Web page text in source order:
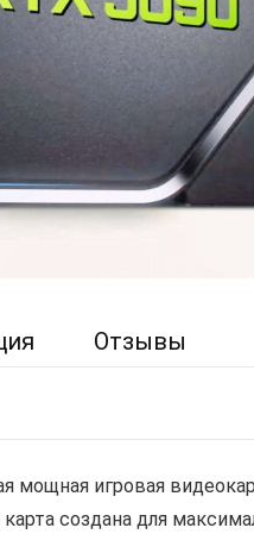
Отзывы
мощная игровая
создана для